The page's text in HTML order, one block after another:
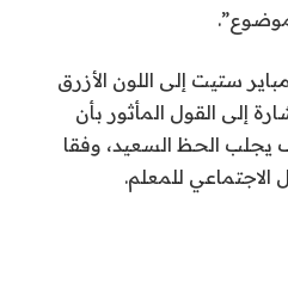
ستيت إلى اللون الأزرق
إلى القول المأثور بأن
الحظ السعيد، وفقا
للمعلم.